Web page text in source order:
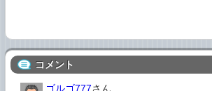
コメント
ゴルゴ777さん